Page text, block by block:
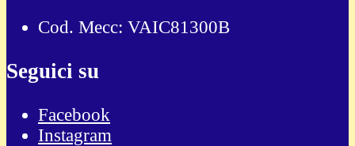
Cod. Mecc: VAIC81300B
Seguici su
Facebook
Instagram